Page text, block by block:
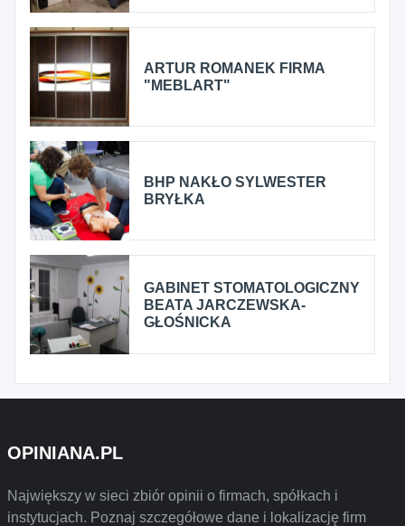
ARTUR ROMANEK FIRMA
"MEBLART"
BHP NAKŁO SYLWESTER
BRYŁKA
GABINET STOMATOLOGICZNY
BEATA JARCZEWSKA-
GŁOŚNICKA
OPINIANA.PL
Największy w sieci zbiór opinii o firmach, spółkach i
instytucjach. Poznaj szczegółowe dane i lokalizację firm